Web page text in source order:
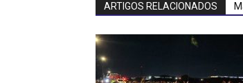
ARTIGOS RELACIONADOS